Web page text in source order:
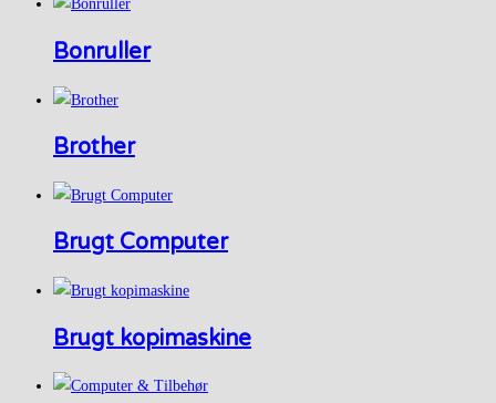
Bonruller
Brother
Brugt Computer
Brugt kopimaskine